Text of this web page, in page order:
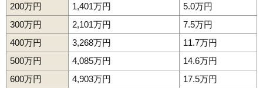
200万円
1,401万円
5.0万円
300万円
2,101万円
7.5万円
400万円
3,268万円
11.7万円
500万円
4,085万円
14.6万円
600万円
4,903万円
17.5万円